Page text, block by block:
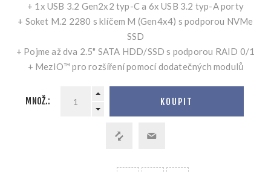
+ 1x USB 3.2 Gen2x2 typ-C a 6x USB 3.2 typ-A porty
+ Soket M.2 2280 s klíčem M (Gen4x4) s podporou NVMe
SSD
+ Pojme až dva 2.5" SATA HDD/SSD s podporou RAID 0/1
+ MezIO™ pro rozšíření pomocí dodatečných modulů
MNOŽ.: KOUPIT